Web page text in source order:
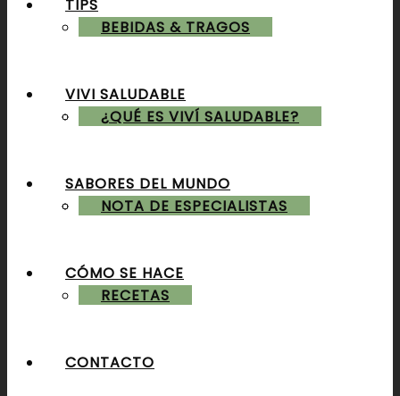
BEBIDAS & TRAGOS
ALMUERZOS & CENAS
POSTRES & TORTAS
TIPS
VIVI SALUDABLE
¿QUÉ ES VIVÍ SALUDABLE?
NOTA DE ESPECIALISTAS
RECETAS
SABORES DEL MUNDO
CÓMO SE HACE
CONTACTO